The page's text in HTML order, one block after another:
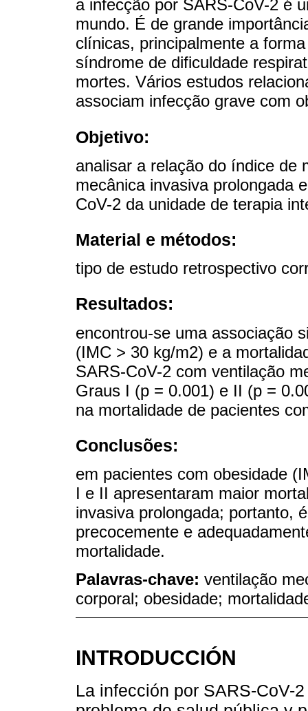
a infecção por SARS-CoV-2 é
mundo. É de grande
clínicas, principalmente a
síndrome de dificuldade
mortes. Vários estudos
associam infecção grave com
Objetivo:
analisar a relação do índice de
mecânica invasiva prolongada
CoV-2 da unidade de terapia
Material e métodos:
tipo de estudo retrospectivo
Resultados:
encontrou-se uma associação
(IMC > 30 kg/m2) e a
SARS-CoV-2 com ventilação
Graus I (p = 0.001) e II (p =
na mortalidade de pacientes
Conclusões:
em pacientes com obesidade
I e II apresentaram maior
invasiva prolongada; portanto,
precocemente e
mortalidade.
Palavras-chave: ventilação
corporal; obesidade;
INTRODUCCIÓN
La infección por SARS-CoV-